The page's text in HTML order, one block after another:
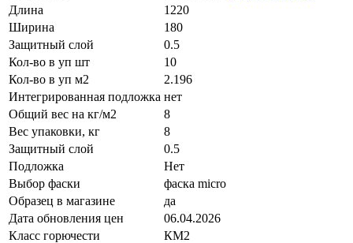
Длина
1220
Ширина
180
Защитный слой
0.5
Кол-во в уп шт
10
Кол-во в уп м2
2.196
Интегрированная подложка нет
Общий вес на кг/м2
8
Вес упаковки, кг
8
Защитный слой
0.5
Подложка
Нет
Выбор фаски
фаска micro
Образец в магазине
да
Дата обновления цен
06.04.2026
Класс горючести
КМ2